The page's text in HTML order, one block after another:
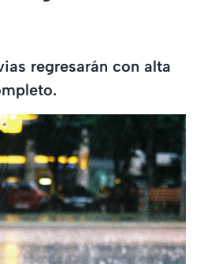
regresarán con alta